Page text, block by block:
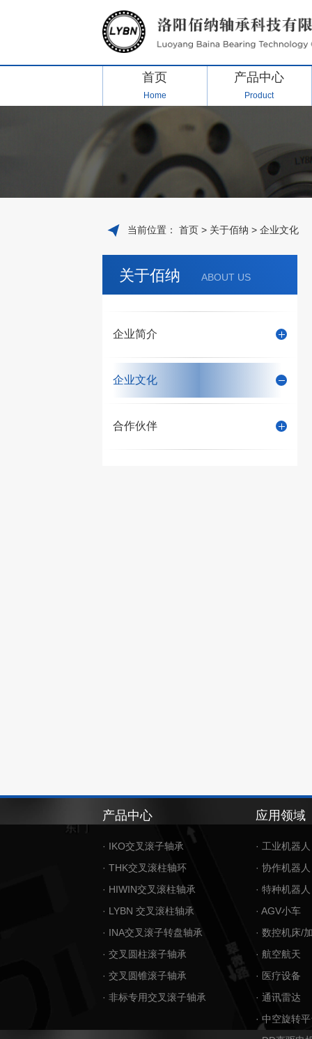
首页
Home
产品中心
Product
当前位置： 首页> 关于佰纳 > 企业文化
关于佰纳 ABOUT US
企业简介
企业文化
合作伙伴
产品中心
· IKO交叉滚子轴承
· THK交叉滚柱轴环
· HIWIN交叉滚柱轴承
· LYBN 交叉滚柱轴承
· INA交叉滚子转盘轴承
· 交叉圆柱滚子轴承
· 交叉圆锥滚子轴承
· 非标专用交叉滚子轴承
应用领域
· 工业机器人
· 协作机器人
· 特种机器人
· AGV小车
· 数控机床/
· 航空航天
· 医疗设备
· 通讯雷达
· 中空旋转